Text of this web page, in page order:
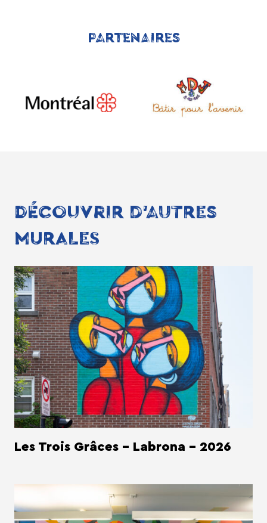
PARTENAIRES
DÉCOUVRIR D'AUTRES
MURALES
Les Trois Grâces - Labrona - 2026